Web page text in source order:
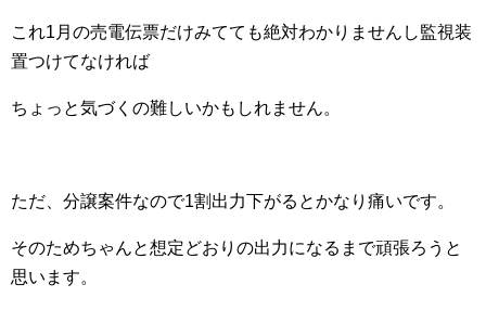
これ1月の売電伝票だけみてても絶対わかりませんし監視装
置つけてなければ
ちょっと気づくの難しいかもしれません。
ただ、分譲案件なので1割出力下がるとかなり痛いです。
そのためちゃんと想定どおりの出力になるまで頑張ろうと
思います。